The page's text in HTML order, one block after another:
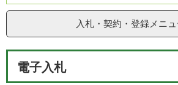
て
入札・契約・登録メニ
電子入札